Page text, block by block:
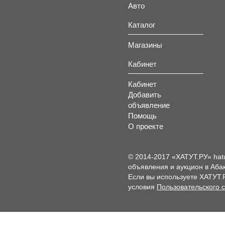
Авто
Каталог
Магазины
Кабинет
Кабинет
Добавить
объявление
Помощь
О проекте
© 2014-2017 «ХАТУТ.РУ»
объявления и аукцион в
Если вы используете
условия Пользовательского